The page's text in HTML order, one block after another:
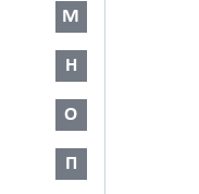
М
Н
О
П